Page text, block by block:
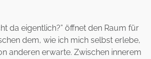
da eigentlich?” öffnet den Raum für
dem, wie ich mich selbst erlebe,
anderen erwarte. Zwischen innerem